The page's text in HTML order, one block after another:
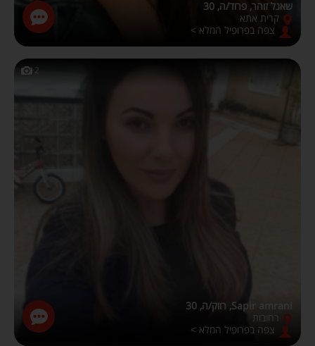
שאנל זוהר, פרוד/ה, 30
קרית אתא
צפה בפרופיל המלא >
2
Sapir amrani, רווק/ה, 30
רחובות
צפה בפרופיל המלא >